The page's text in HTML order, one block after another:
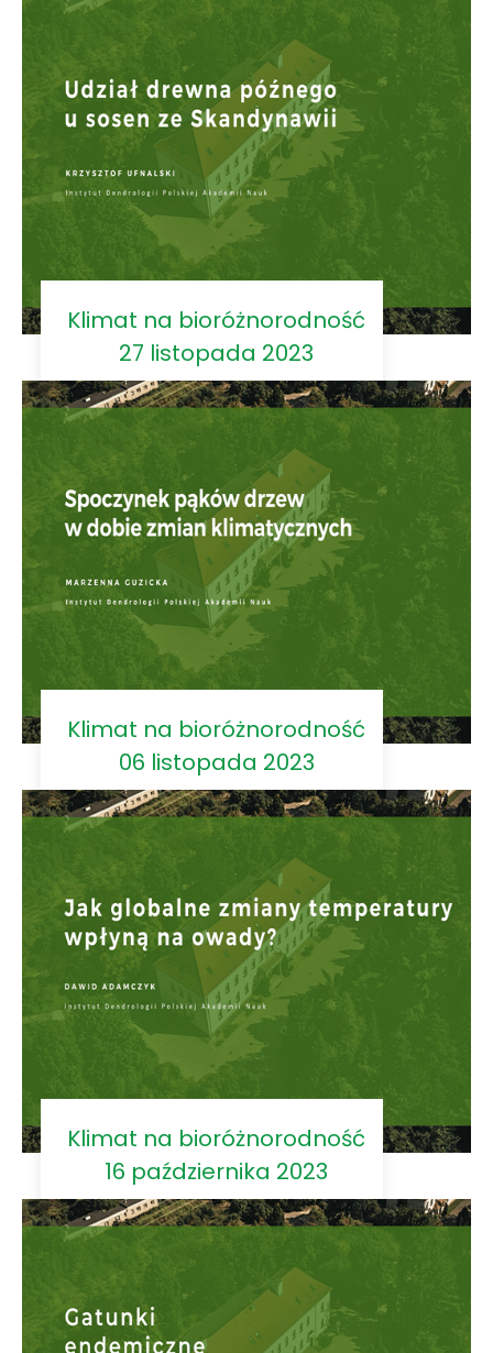
Klimat na bioróżnorodność
27 listopada 2023
Klimat na bioróżnorodność
06 listopada 2023
Klimat na bioróżnorodność
16 października 2023